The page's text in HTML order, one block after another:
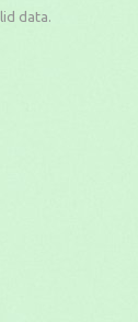
data.